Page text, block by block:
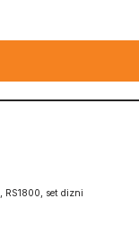
, RS1800, set dizni